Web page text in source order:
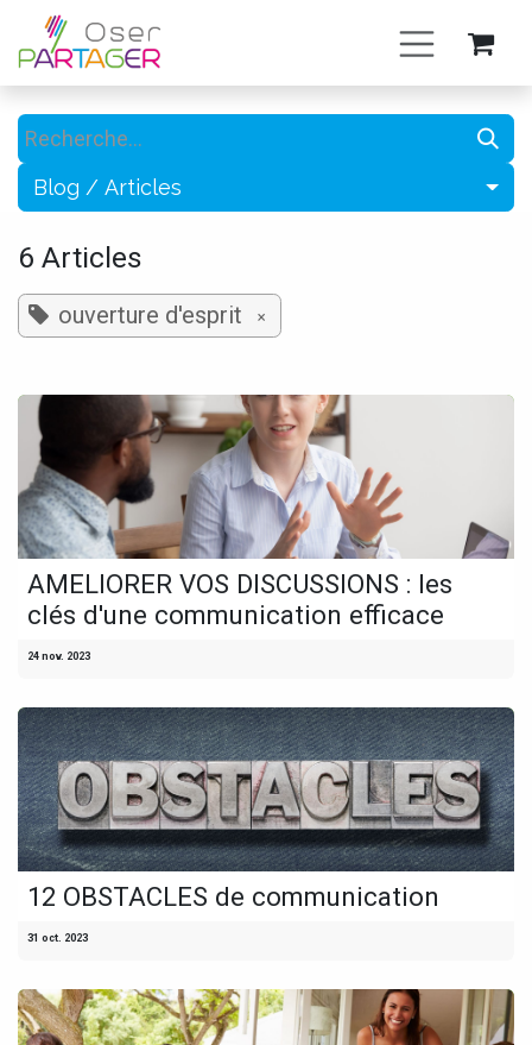
Se rendre au contenu
Blog / Articles
6 Articles
ouverture d'esprit ×
AMELIORER VOS DISCUSSIONS : les
clés d'une communication efficace
24 nov. 2023
12 OBSTACLES de communication
31 oct. 2023